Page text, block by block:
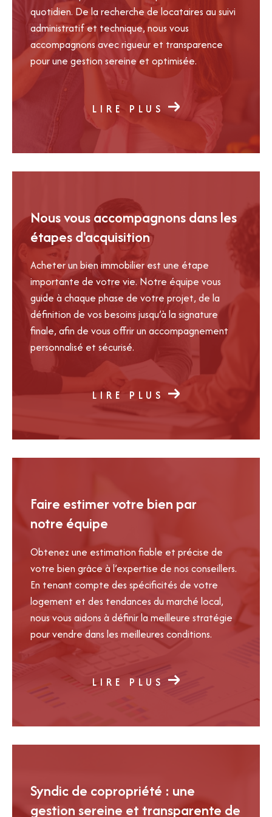
plus rapidement et dans les meilleures conditions.
Contactez IMMOASSOCIÉS GESTION pour
réaliser votre estimation immobilière à Mérignac
et obtenir des conseils personnalisés adaptés à
votre projet.
quotidien. De la recherche de locataires au suivi
administratif et technique, nous vous
accompagnons avec rigueur et transparence
pour une gestion sereine et optimisée.
LIRE PLUS
Nous vous accompagnons dans les
étapes d'acquisition
Acheter un bien immobilier est une étape
importante de votre vie. Notre équipe vous
guide à chaque phase de votre projet, de la
définition de vos besoins jusqu’à la signature
finale, afin de vous offrir un accompagnement
personnalisé et sécurisé.
LIRE PLUS
Faire estimer votre bien par
notre équipe
Obtenez une estimation fiable et précise de
votre bien grâce à l’expertise de nos conseillers.
En tenant compte des spécificités de votre
logement et des tendances du marché local,
nous vous aidons à définir la meilleure stratégie
pour vendre dans les meilleures conditions.
LIRE PLUS
Syndic de copropriété : une
gestion sereine et transparente de